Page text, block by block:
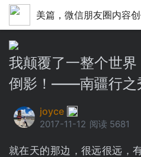
美篇，微信朋友圈内容
我颠覆了一整个世
倒影！——南疆行之
joyce
2017-11-12 阅读 5681
就在天的那边，很远很远，